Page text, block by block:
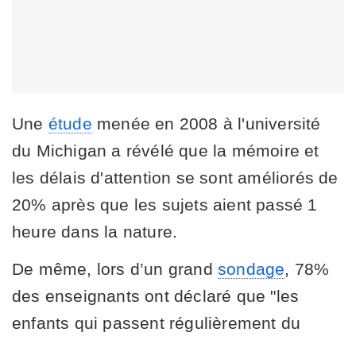
Une étude menée en 2008 à l'université
du Michigan a révélé que la mémoire et
les délais d'attention se sont améliorés de
20% après que les sujets aient passé 1
heure dans la nature.
De même, lors d’un grand sondage, 78%
des enseignants ont déclaré que "les
enfants qui passent régulièrement du